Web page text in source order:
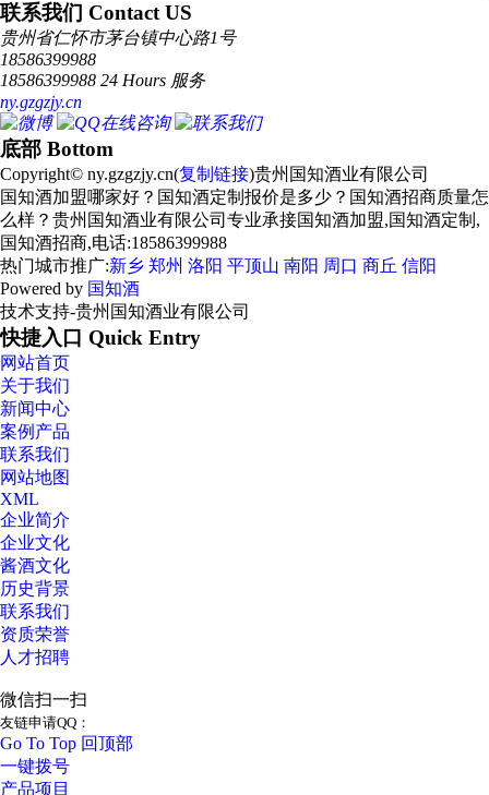
联系我们 Contact US
贵州省仁怀市茅台镇中心路1号
18586399988
18586399988 24 Hours 服务
ny.gzgzjy.cn
底部 Bottom
Copyright© ny.gzgzjy.cn(复制链接)贵州国知酒业有限公司
国知酒加盟哪家好？国知酒定制报价是多少？国知酒招商质量怎
么样？贵州国知酒业有限公司专业承接国知酒加盟,国知酒定制,
国知酒招商,电话:18586399988
热门城市推广:新乡 郑州 洛阳 平顶山 南阳 周口 商丘 信阳
Powered by 国知酒
技术支持-贵州国知酒业有限公司
快捷入口 Quick Entry
网站首页
关于我们
新闻中心
案例产品
联系我们
网站地图
XML
企业简介
企业文化
酱酒文化
历史背景
联系我们
资质荣誉
人才招聘
微信扫一扫
友链申请QQ：
Go To Top 回顶部
一键拨号
产品项目